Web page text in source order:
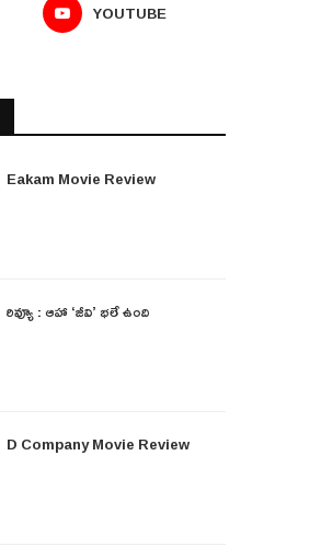
YOUTUBE
Eakam Movie Review
రివ్యూ : ఆహా ‘జీవి’ భలే ఉంది
D Company Movie Review